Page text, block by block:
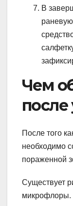
В
Чем
после
После того
необходимо
пораженной
Существует
микрофлоры.